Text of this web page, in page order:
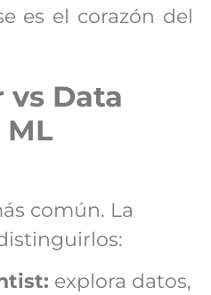
es el corazón del
vs Data
común. La
explora datos,